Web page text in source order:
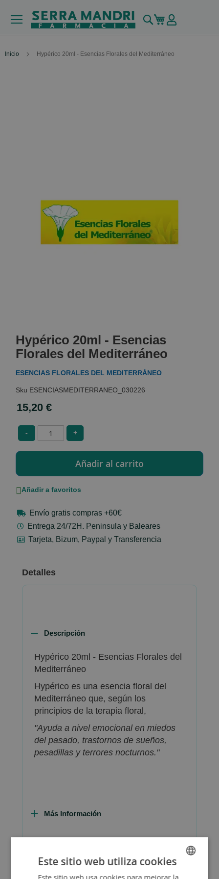
Buscar
Mi carrito
Inicio Hypérico 20ml - Esencias Florales del Mediterráneo
the
beginning
of
the
gallery
Hypérico 20ml - Esencias
Florales del Mediterráneo
ESENCIAS FLORALES DEL MEDITERRÁNEO
ESENCIASMEDITERRANEO_030226
15,20 €
- +
Añadir a favoritos
Envío gratis compras +60€
Entrega 24/72H. Peninsula y Baleares
Tarjeta, Bizum, Paypal y Transferencia
Detalles
Descripción
Hypérico 20ml - Esencias Florales del
Mediterráneo
Hypérico es una esencia floral del
Mediterráneo que, según los
principios de la terapia floral,
"Ayuda a nivel emocional en miedos
del pasado, trastornos de sueños,
pesadillas y terrores nocturnos."
Más Información
SPANISH
Este sitio web utiliza cookies
Este sitio web usa cookies para mejorar la